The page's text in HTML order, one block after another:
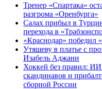
Тренер «Спартака»
разгрома «Оренбурга»
Салах прибыл в
перехода в
«Краснодар» победил
Утяшеву в платье с
Изабель Аджани
Хоккей без правил:
скандинавов и
сборной России